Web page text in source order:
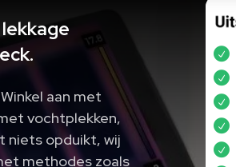
aan met
vochtplekken,
niets opduikt, wij
methodes zoals